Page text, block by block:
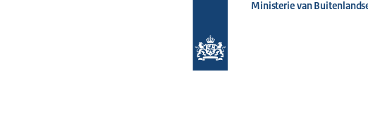
homepage
Ministerie van